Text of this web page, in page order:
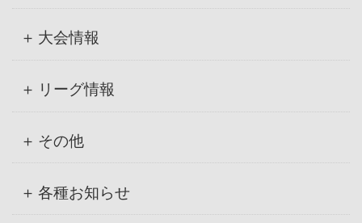
大会情報
リーグ情報
その他
各種お知らせ